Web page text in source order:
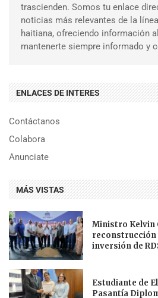
trascienden. Somos tu enlace
noticias más relevantes de la
haitiana, ofreciendo información
mantenerte siempre informado y
ENLACES DE INTERES
Contáctanos
Colabora
Anunciate
MÁS VISTAS
Ministro Kelvin
reconstrucción
inversión de
Estudiante de
Pasantía